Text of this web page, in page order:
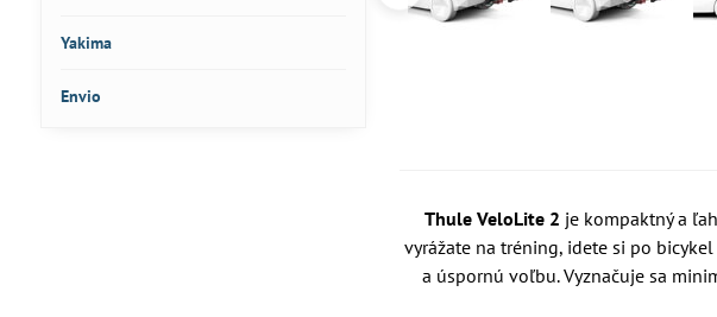
Thule VeloLite 2 je kompaktný a
vyrážate na tréning, idete si po
a úspornú voľbu. Vyznačuje sa
Yakima
Envio